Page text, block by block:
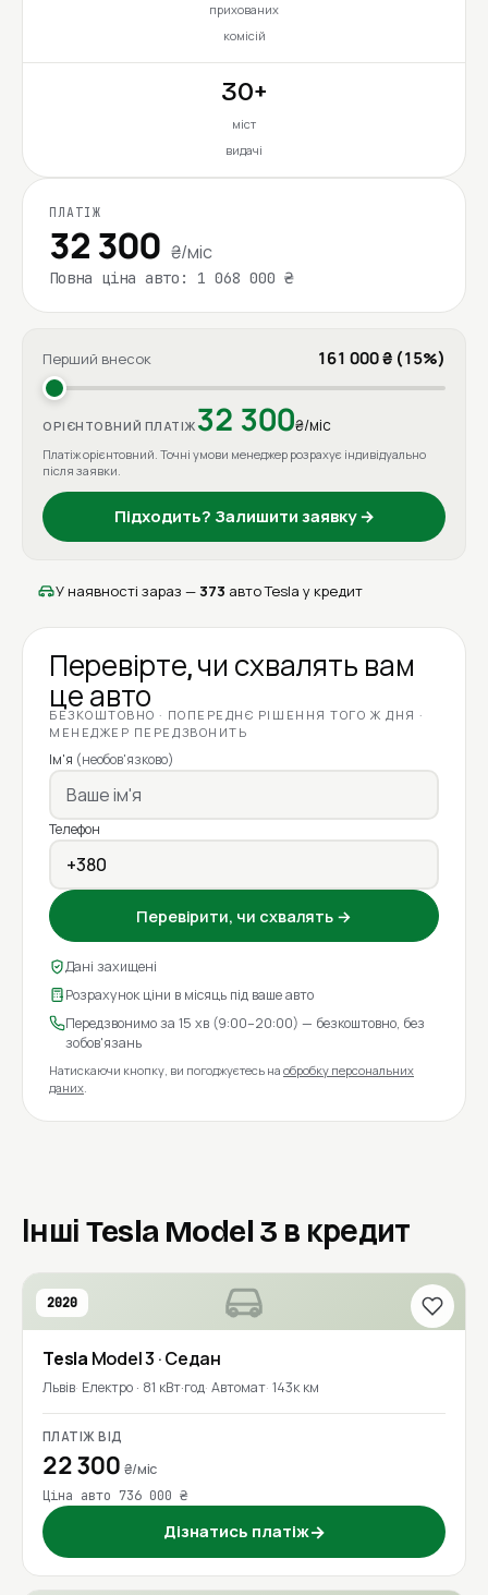
прихованих
комісій
30+
міст
видачі
ПЛАТІЖ
32 300 ₴/міс
Повна ціна авто: 1 068 000 ₴
Перший внесок 161 000 ₴ (15%)
ОРІЄНТОВНИЙ ПЛАТІЖ32 300₴/міс
Платіж орієнтовний. Точні умови менеджер розрахує індивідуально
після заявки.
Підходить? Залишити заявку →
У наявності зараз — 373 авто Tesla у кредит
Перевірте, чи схвалять вам
це авто
БЕЗКОШТОВНО · ПОПЕРЕДНЄ РІШЕННЯ ТОГО Ж ДНЯ ·
МЕНЕДЖЕР ПЕРЕДЗВОНИТЬ
Ім'я (необов'язково)
Телефон
Перевірити, чи схвалять →
Дані захищені
Розрахунок ціни в місяць під ваше авто
Передзвонимо за 15 хв (9:00–20:00) — безкоштовно, без
зобов'язань
Натискаючи кнопку, ви погоджуєтесь на обробку персональних
даних.
Інші Tesla Model 3 в кредит
2020
Tesla Model 3 · Седан
Львів Електро · 81 кВт·год Автомат 143к км
ПЛАТІЖ ВІД
22 300 ₴/міс
Ціна авто 736 000 ₴
Дізнатись платіж→